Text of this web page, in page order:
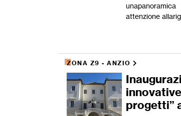
attenzione
ZONA Z9 - ANZIO
progetti”